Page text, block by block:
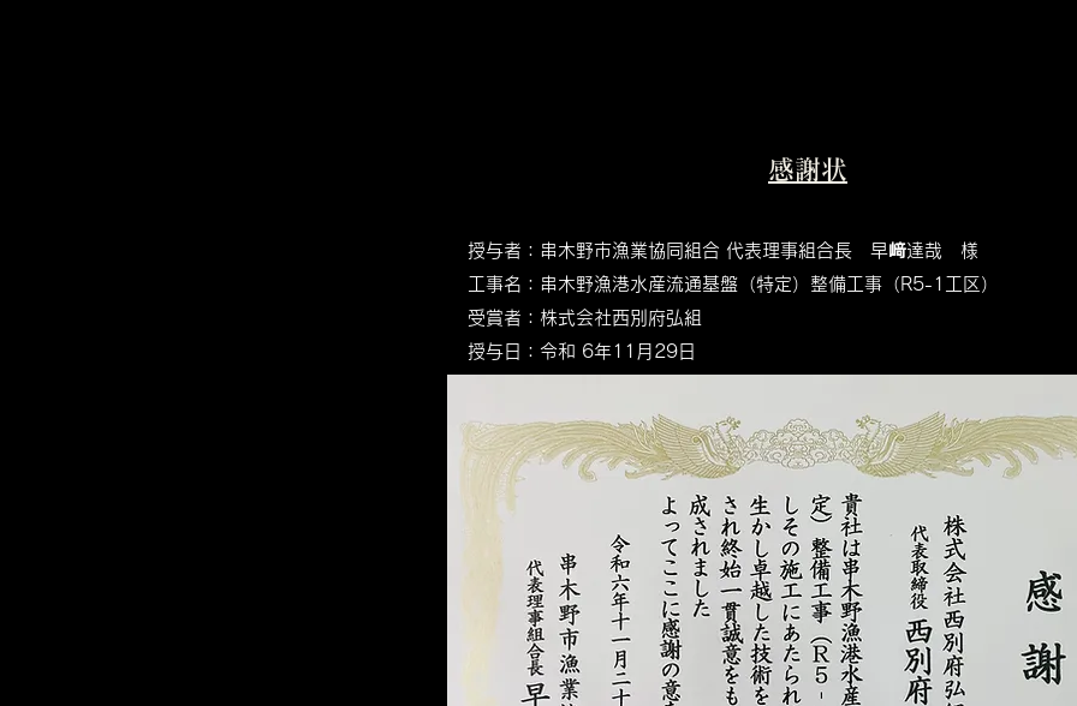
感謝状
授与者：串木野市漁業協同組合 代表理事組合長 早﨑達哉 様
​工事名：串木野漁港水産流通基盤（特定）整備工事（R5-1工区）
受賞者：株式会社西別府弘組
授与日：令和 6年11月29日